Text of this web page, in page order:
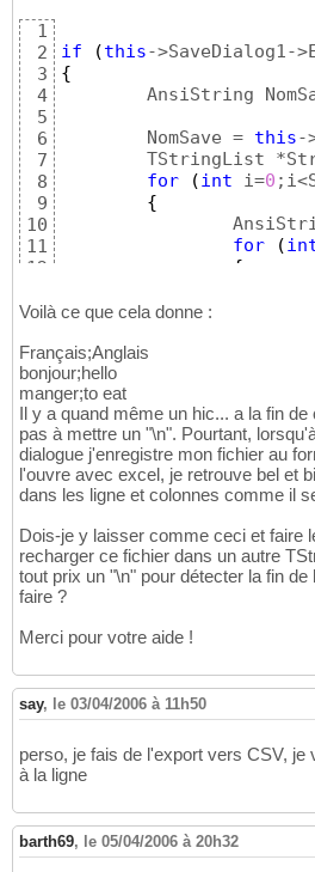
1
2
3
4
5
6
7
8
9
10
11
12
14
16
17
18
19
20
21
if (this->SaveDialog1-
{
AnsiString
        NomSave =
this-
TStringList
for
(int i=0
{
for
(
{
StrGrd-
StrGrd->SaveToFile(
delete
}
Voilà ce que cela donne :
Français;Anglais
bonjour;hello
manger;to eat
Il y a quand même un hic... a la fin
pas à mettre un "\n". Pourtant,
dialogue j'enregistre mon fichier au
l'ouvre avec excel, je retrouve bel et
dans les ligne et colonnes comme il
Dois-je y laisser comme ceci et faire
recharger ce fichier dans un autre
tout prix un "\n" pour détecter la fin
faire ?
Merci pour votre aide !
say, le 03/04/2006 à 11h50
perso, je fais de l'export vers CSV, je
à la ligne
barth69, le 05/04/2006 à 20h32